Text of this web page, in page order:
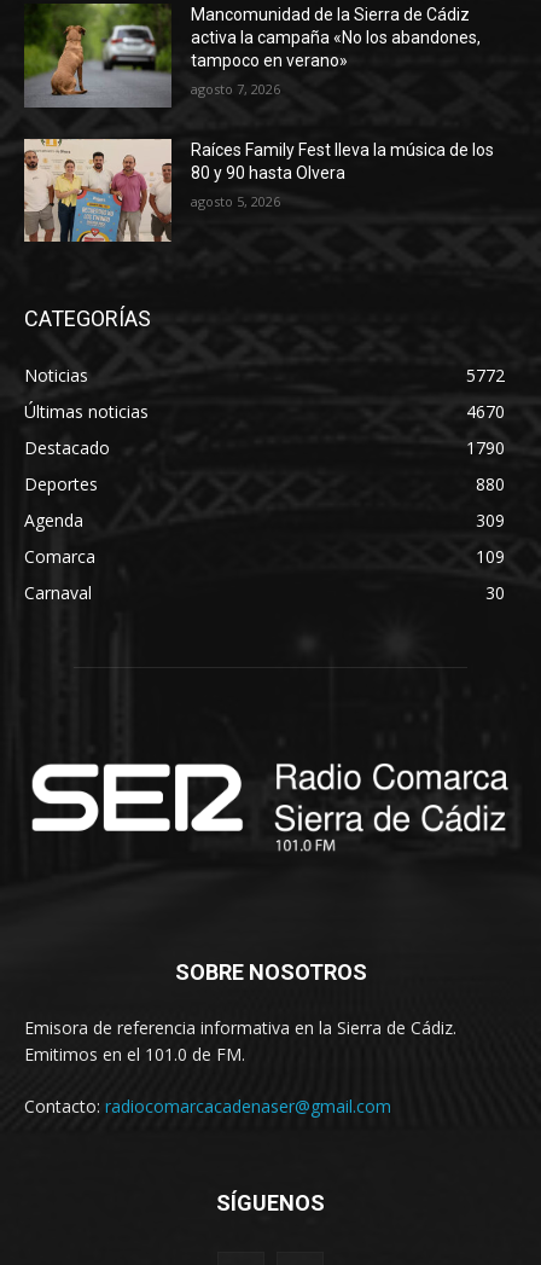
Mancomunidad de la Sierra de Cádiz
activa la campaña «No los abandones,
tampoco en verano»
agosto 7, 2026
Raíces Family Fest lleva la música de los
80 y 90 hasta Olvera
agosto 5, 2026
CATEGORÍAS
Noticias
5772
Últimas noticias
4670
Destacado
1790
Deportes
880
Agenda
309
Comarca
109
Carnaval
30
SOBRE NOSOTROS
Emisora de referencia informativa en la Sierra de Cádiz.
Emitimos en el 101.0 de FM.
Contacto: radiocomarcacadenaser@gmail.com
SÍGUENOS